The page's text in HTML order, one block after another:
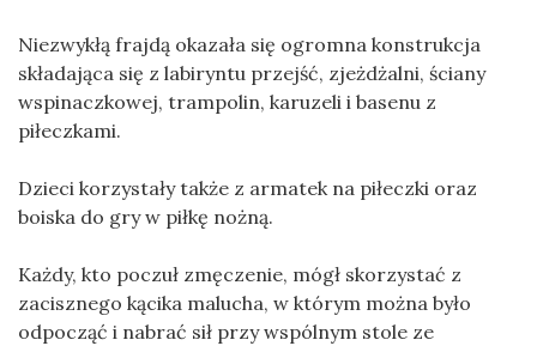
Niezwykłą frajdą okazała się ogromna konstrukcja
składająca się z labiryntu przejść, zjeżdżalni, ściany
wspinaczkowej, trampolin, karuzeli i basenu z
piłeczkami.
Dzieci korzystały także z armatek na piłeczki oraz
boiska do gry w piłkę nożną.
Każdy, kto poczuł zmęczenie, mógł skorzystać z
zacisznego kącika malucha, w którym można było
odpocząć i nabrać sił przy wspólnym stole ze